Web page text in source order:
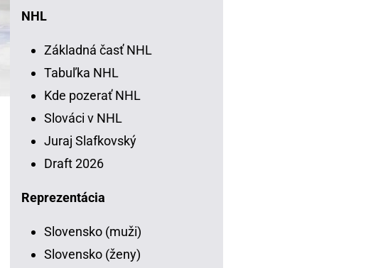
NHL
Základná časť NHL
Tabuľka NHL
Kde pozerať NHL
Slováci v NHL
Juraj Slafkovský
Draft 2026
Reprezentácia
Slovensko (muži)
Slovensko (ženy)